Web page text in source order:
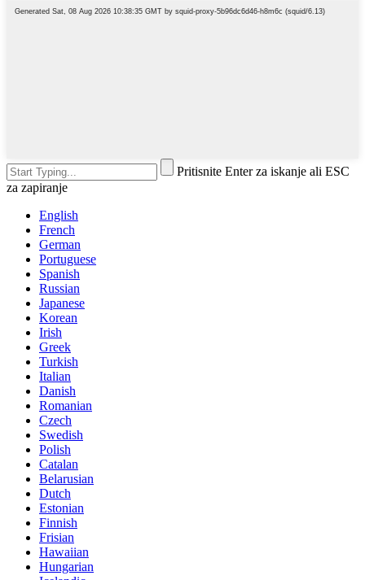
Pritisnite Enter za iskanje ali ESC
za zapiranje
English
French
German
Portuguese
Spanish
Russian
Japanese
Korean
Irish
Greek
Turkish
Italian
Danish
Romanian
Czech
Swedish
Polish
Catalan
Belarusian
Dutch
Estonian
Finnish
Frisian
Hawaiian
Hungarian